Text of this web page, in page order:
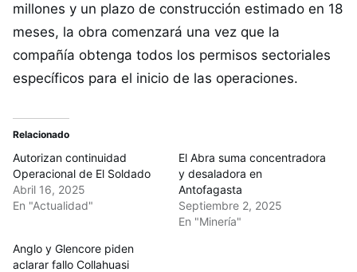
millones y un plazo de construcción estimado en 18
meses, la obra comenzará una vez que la
compañía obtenga todos los permisos sectoriales
específicos para el inicio de las operaciones.
Relacionado
Autorizan continuidad
Operacional de El Soldado
Abril 16, 2025
En "Actualidad"
El Abra suma concentradora
y desaladora en
Antofagasta
Septiembre 2, 2025
En "Minería"
Anglo y Glencore piden
aclarar fallo Collahuasi